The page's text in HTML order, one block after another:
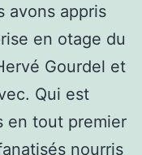
avons appris
en otage du
Gourdel et
Qui est
en tout premier
nourris